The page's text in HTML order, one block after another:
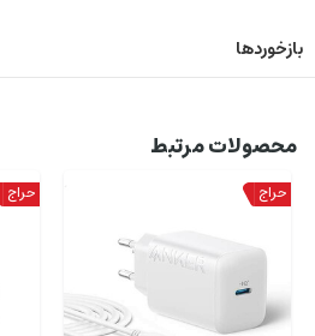
بازخوردها
محصولات مرتبط